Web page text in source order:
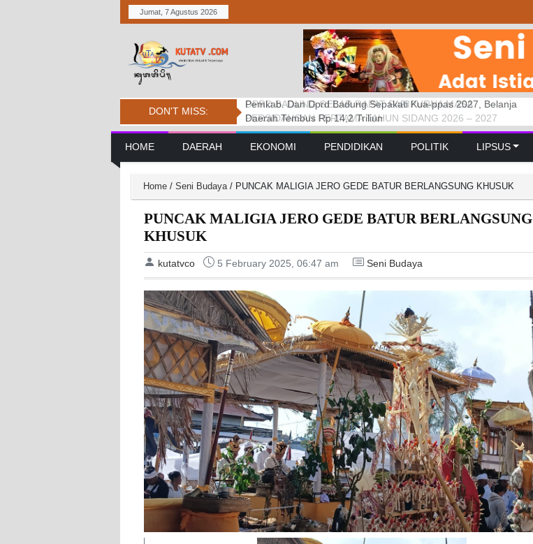
Jumat, 7 Agustus 2026
DON'T MISS:
Pemkab. Dan Dprd Badung Sepakati Kua-ppas 2027, Belanja
Daerah Tembus Rp 14,2 Triliun
DPRD BADUNG GELAR RAPAT PARIPURNA MASA
PERSIDANGAN PERTAMA TAHUN SIDANG 2026 – 2027
Penanganan Kebakaran Savana Bromo Hadapi Sejumlah
Tantangan
Main Navigation
HOME DAERAH EKONOMI PENDIDIKAN POLITIK LIPSUS
Home / Seni Budaya / PUNCAK MALIGIA JERO GEDE BATUR BERLANGSUNG KHUSUK
PUNCAK MALIGIA JERO GEDE BATUR BERLANGSUNG
KHUSUK
kutatvco 5 February 2025, 06:47 am Seni Budaya